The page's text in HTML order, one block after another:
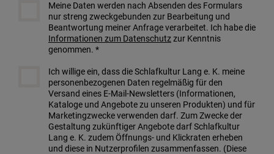
Meine Daten werden nach Absenden des Formulars
nur streng zweckgebunden zur Bearbeitung und
Beantwortung meiner Anfrage verarbeitet. Ich habe die
Informationen zum Datenschutzzur Kenntnis
genommen. *
Ich willige ein, dass die Schlafkultur Lang e. K. meine
personenbezogenen Daten regelmäßig für den
Versand eines E-Mail-Newsletters (Informationen,
Kataloge und Angebote zu unseren Produkten) und für
Marketingzwecke verwenden darf. Zum Zwecke der
Gestaltung zukünftiger Angebote darf Schlafkultur
Lang e. K. zudem Öffnungs- und Klickraten erheben
und diese in Nutzerprofilen zusammenfassen. (Diese